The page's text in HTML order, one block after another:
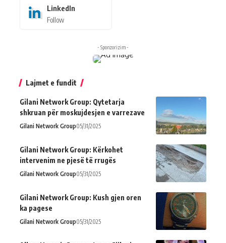
LinkedIn
Follow
- Sponzorizim -
Lajmet e fundit
Gilani Network Group: Qytetarja
shkruan për moskujdesjen e varrezave
Gilani Network Group05/31/2025
Gilani Network Group: Kërkohet
intervenim ne pjesë të rrugës
Gilani Network Group05/31/2025
Gilani Network Group: Kush gjen oren
ka pagese
Gilani Network Group05/31/2025